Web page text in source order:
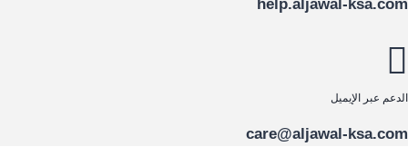
help.aljawal-ksa.com
الدعم عبر الإيميل
care@aljawal-ksa.com